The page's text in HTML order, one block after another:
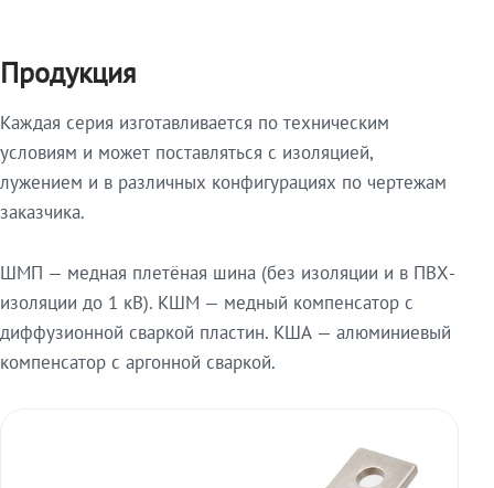
Продукция
Каждая серия изготавливается по техническим
условиям и может поставляться с изоляцией,
лужением и в различных конфигурациях по чертежам
заказчика.
ШМП — медная плетёная шина (без изоляции и в ПВХ-
изоляции до 1 кВ). КШМ — медный компенсатор с
диффузионной сваркой пластин. КША — алюминиевый
компенсатор с аргонной сваркой.